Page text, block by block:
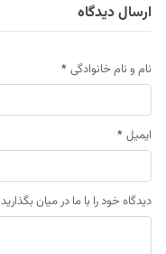
ارسال دیدگاه
نام و نام خانوادگی *
ایمیل *
دیدگاه خود را با ما در میان بگذارید